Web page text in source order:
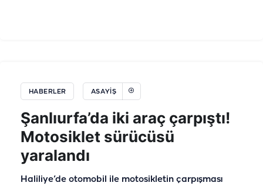
HABERLER ASAYIŞ
Şanlıurfa’da iki araç çarpıştı!
Motosiklet sürücüsü
yaralandı
Haliliye’de otomobil ile motosikletin çarpışması